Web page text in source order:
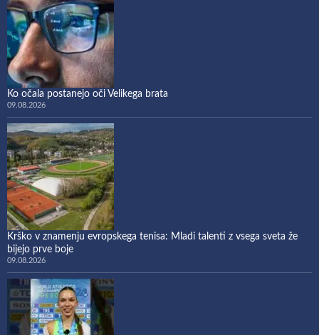
Ko očala postanejo oči Velikega brata
09.08.2026
Krško v znamenju evropskega tenisa: Mladi talenti z vsega sveta že
bijejo prve boje
09.08.2026